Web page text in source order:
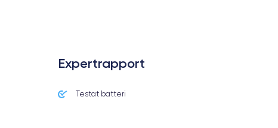
Expertrapport
Testat batteri